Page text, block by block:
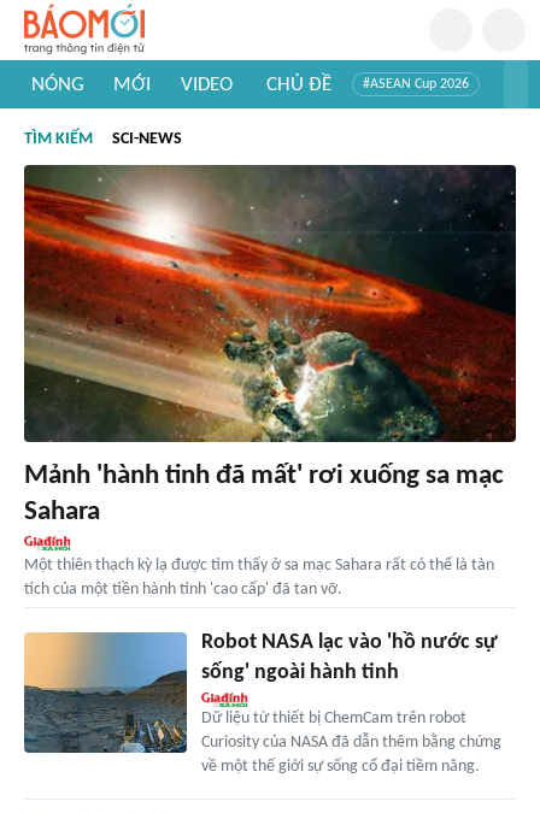
NÓNG MỚI VIDEO CHỦ ĐỀ #ASEAN Cup 2026
#Khám phá thế giới
TÌM KIẾM SCI-NEWS
Mảnh 'hành tinh đã mất' rơi xuống sa mạc
Sahara
Một thiên thạch kỳ lạ được tìm thấy ở sa mạc Sahara rất có thể là tàn
tích của một tiền hành tinh 'cao cấp' đã tan vỡ.
Robot NASA lạc vào 'hồ nước sự
sống' ngoài hành tinh
Dữ liệu từ thiết bị ChemCam trên robot
Curiosity của NASA đã dẫn thêm bằng chứng
về một thế giới sự sống cổ đại tiềm năng.